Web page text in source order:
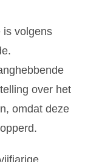
is volgens
over het
omdat deze